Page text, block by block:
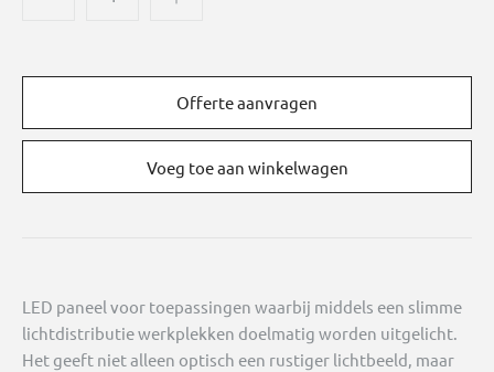
Offerte aanvragen
LED paneel voor toepassingen waarbij middels een slimme
lichtdistributie werkplekken doelmatig worden uitgelicht.
Het geeft niet alleen optisch een rustiger lichtbeeld, maar